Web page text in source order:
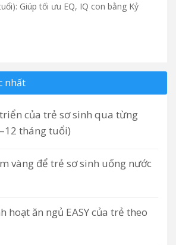
Giúp tối ưu EQ, IQ con bằng Kỷ
nhất
của trẻ sơ sinh qua từng
tháng tuổi)
vàng để trẻ sơ sinh uống nước
hoạt ăn ngủ EASY của trẻ theo